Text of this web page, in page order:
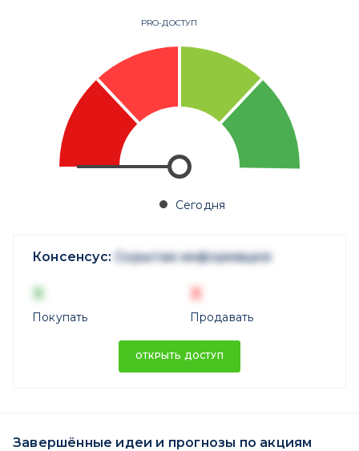
PRO-ДОСТУП
Сегодня
Консенсус: Скрытая информация
X
Покупать
X
Продавать
ОТКРЫТЬ ДОСТУП
Завершённые идеи и прогнозы по акциям